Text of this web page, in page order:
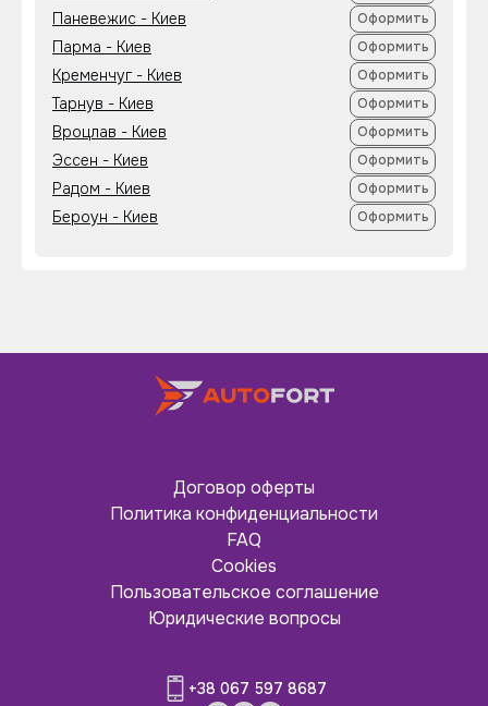
Паневежис - Киев Оформить
Парма - Киев Оформить
Кременчуг - Киев Оформить
Тарнув - Киев Оформить
Вроцлав - Киев Оформить
Эссен - Киев Оформить
Радом - Киев Оформить
Бероун - Киев Оформить
Договор оферты
Политика конфиденциальности
FAQ
Cookies
Пользовательское соглашение
Юридические вопросы
+38 067 597 8687